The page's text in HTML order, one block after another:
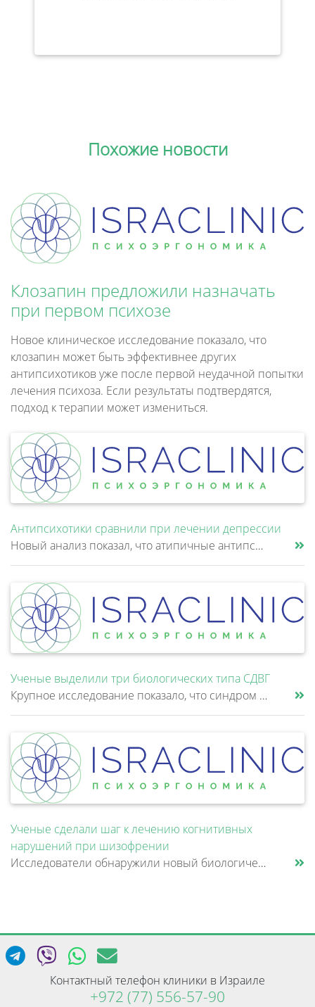
Похожие новости
Клозапин предложили назначать
при первом психозе
Новое клиническое исследование показало, что
клозапин может быть эффективнее других
антипсихотиков уже после первой неудачной попытки
лечения психоза. Если результаты подтвердятся,
подход к терапии может измениться.
Антипсихотики сравнили при лечении депрессии
Новый анализ показал, что атипичные антипсихотики, которые иногда добавляют к антидепрессантам при большом депрессивном......
Ученые выделили три биологических типа СДВГ
Крупное исследование показало, что синдром дефицита внимания и гиперактивности (СДВГ) может включать не два, а три биоло......
Ученые сделали шаг к лечению когнитивных
нарушений при шизофрении
Исследователи обнаружили новый биологический механизм, который может быть связан с нарушением памяти и внимания при шизо......
Контактный телефон клиники в Израиле
+972 (77) 556-57-90